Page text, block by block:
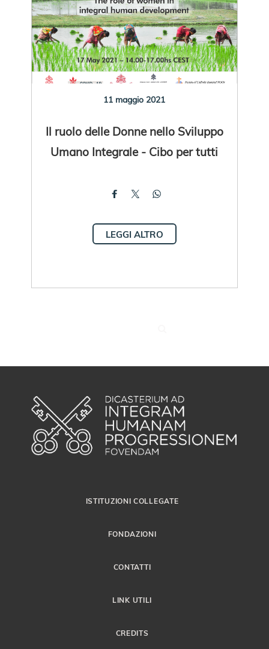
11 maggio 2021
Il ruolo delle Donne nello Sviluppo
Umano Integrale - Cibo per tutti
LEGGI ALTRO
ISTITUZIONI COLLEGATE
FONDAZIONI
CONTATTI
LINK UTILI
CREDITS